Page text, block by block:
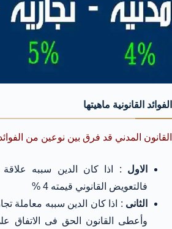
الفوائد القانونية ماهيتها
القانون المدني قد فرق بين نوعين من
الاول : اذا كان الدين سببه
فالتعويض القانوني قيمته 4 %
الثانى
وأعطى القانون الحق فى الاتفاق